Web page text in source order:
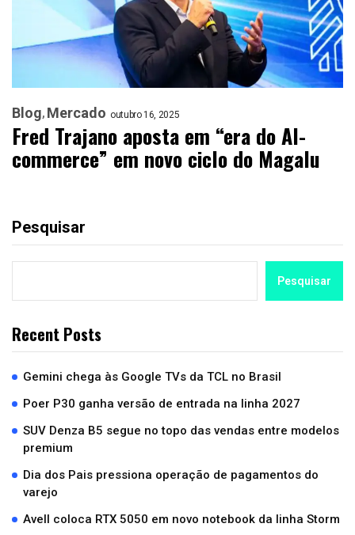
Blog Mercado outubro 16, 2025
Fred Trajano aposta em “era do AI-
commerce” em novo ciclo do Magalu
Pesquisar
Pesquisar
Recent Posts
Gemini chega às Google TVs da TCL no Brasil
Poer P30 ganha versão de entrada na linha 2027
SUV Denza B5 segue no topo das vendas entre modelos
premium
Dia dos Pais pressiona operação de pagamentos do
varejo
Avell coloca RTX 5050 em novo notebook da linha Storm